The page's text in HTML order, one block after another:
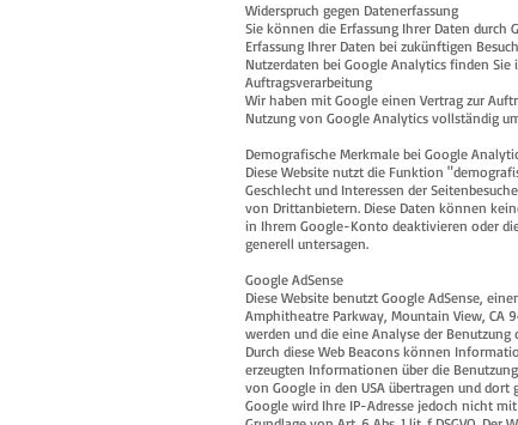
Widerspruch gegen Datenerfassung
Sie können die Erfassung Ihrer Daten
Erfassung Ihrer Daten bei zukünftigen
Nutzerdaten bei Google Analytics finden
Auftragsverarbeitung
Wir haben mit Google einen Vertrag zur
Nutzung von Google Analytics vollständig
Demografische Merkmale bei Google
Diese Website nutzt die Funktion
Geschlecht und Interessen der
von Drittanbietern. Diese Daten können
in Ihrem Google-Konto deaktivieren oder
generell untersagen.
Google AdSense
Diese Website benutzt Google AdSense,
Amphitheatre Parkway, Mountain View, CA
werden und die eine Analyse der
Durch diese Web Beacons können
erzeugten Informationen über die
von Google in den USA übertragen und
Google wird Ihre IP-Adresse jedoch nicht